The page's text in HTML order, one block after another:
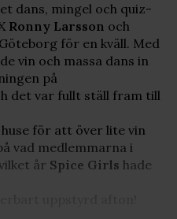
dans, mingel och quiz-
Ronny Larsson och
för en kväll. Med
vin och massa dans in
på
det var fullt ställ fram till
för att över lite vin
vad medlemmarna i
år Spice Girls hade